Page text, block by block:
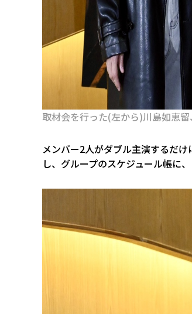
取材会を行った(左から)川島如恵
メンバー2人がダブル主演するだ
し、グループのスケジュール帳に